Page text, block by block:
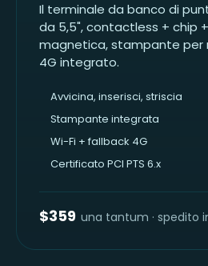
Il terminale da banco di
da 5,5", contactless + chip
magnetica, stampante per
4G integrato.
Avvicina, inserisci, striscia
Stampante integrata
Wi-Fi + fallback 4G
Certificato PCI PTS 6.x
$359 una tantum · spedito